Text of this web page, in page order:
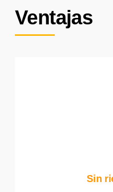
Ventajas
Sin